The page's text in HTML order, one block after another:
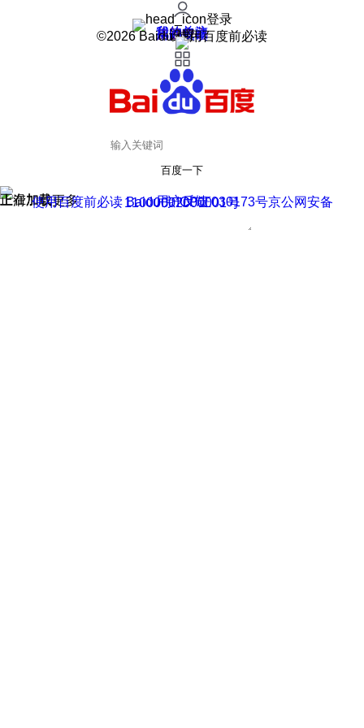
登录
我的关注
我的收藏
皮肤中心
用户反馈
设置
©2026 Baidu 使用百度前必读
百度一下
正在加载
上滑加载更多 用户反馈
使用百度前必读 Baidu 京ICP证030173号
京公网安备11000002000001号